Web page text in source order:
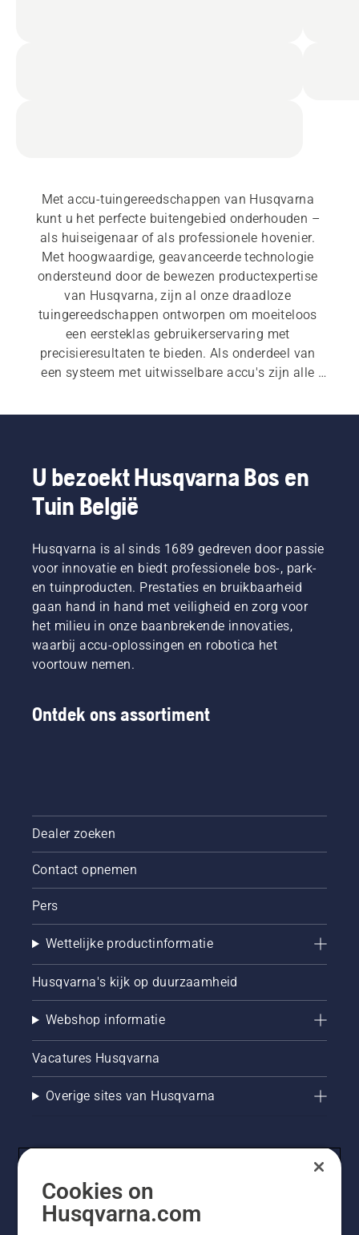
Met accu-tuingereedschappen van Husqvarna
kunt u het perfecte buitengebied onderhouden –
als huiseigenaar of als professionele hovenier.
Met hoogwaardige, geavanceerde technologie
ondersteund door de bewezen productexpertise
van Husqvarna, zijn al onze draadloze
tuingereedschappen ontworpen om moeiteloos
een eersteklas gebruikerservaring met
precisieresultaten te bieden. Als onderdeel van
een systeem met uitwisselbare accu's zijn alle
één accu die compatibel is met veel producten.
U bezoekt Husqvarna Bos en
Tuin België
Husqvarna is al sinds 1689 gedreven door passie
voor innovatie en biedt professionele bos-, park-
en tuinproducten. Prestaties en bruikbaarheid
gaan hand in hand met veiligheid en zorg voor
het milieu in onze baanbrekende innovaties,
waarbij accu-oplossingen en robotica het
voortouw nemen.
Ontdek ons assortiment
Dealer zoeken
Contact opnemen
Pers
Wettelijke productinformatie
Husqvarna's kijk op duurzaamheid
Webshop informatie
Vacatures Husqvarna
Overige sites van Husqvarna
Cookies on
Husqvarna.com